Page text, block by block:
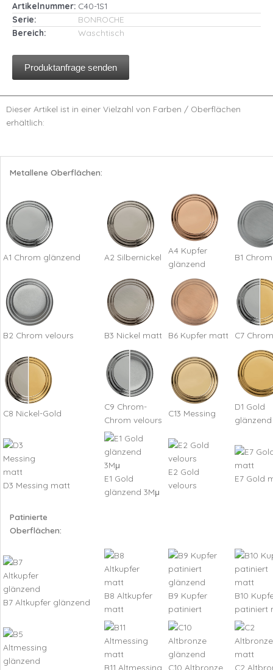
Artikelnummer: C40-1S1
Serie:
BONROCHE
Bereich:
Waschtisch
Produktanfrage senden
Dieser Artikel ist in einer Vielzahl von Farben / Oberflächen
erhältlich:
Metallene Oberflächen:
A1 Chrom glänzend A2 Silbernickel
A4 Kupfer
glänzend
B1
B2 Chrom velours B3 Nickel matt B6 Kupfer matt C7
C8 Nickel-Gold
C9 Chrom-
Chrom velours
C13 Messing
D1 Gold
glänzend
D3 Messing matt
E1 Gold
glänzend 3Mμ
E2 Gold
velours
E7 Gold
Patinierte
Oberflächen:
B7 Altkupfer glänzend
B8 Altkupfer
matt
B9 Kupfer
patiniert
B10
patiniert
B11 Altmessing C10 Altbronze C2